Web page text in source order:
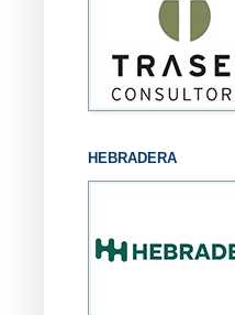
HEBRADERA